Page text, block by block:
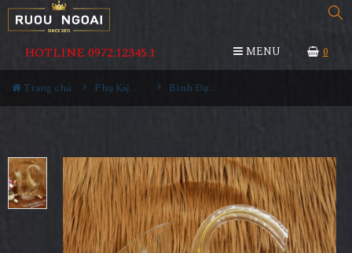
0
HOTLINE 0972.12345.1 MENU
Trang chủ Phụ Kiện Rượu Bình Đựng Rượu Vang - Decanter Dáng Đẹp M01